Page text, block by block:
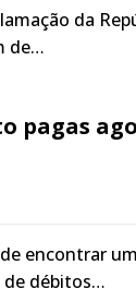
da
de…
pagas
encontrar
de débitos…